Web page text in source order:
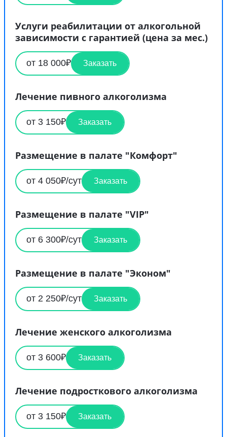
Услуги реабилитации от алкогольной
зависимости с гарантией (цена за мес.)
от 18 000₽ Заказать
Лечение пивного алкоголизма
от 3 150₽ Заказать
Размещение в палате "Комфорт"
от 4 050₽/сут Заказать
Размещение в палате "VIP"
от 6 300₽/сут Заказать
Размещение в палате "Эконом"
от 2 250₽/сут Заказать
Лечение женского алкоголизма
от 3 600₽ Заказать
Лечение подросткового алкоголизма
от 3 150₽ Заказать